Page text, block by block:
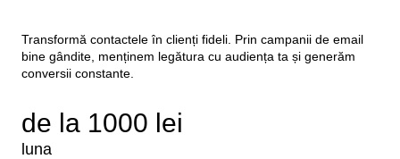
Transformă contactele în clienți fideli. Prin campanii de email
bine gândite, menținem legătura cu audiența ta și generăm
conversii constante.
de la 1000 lei
luna